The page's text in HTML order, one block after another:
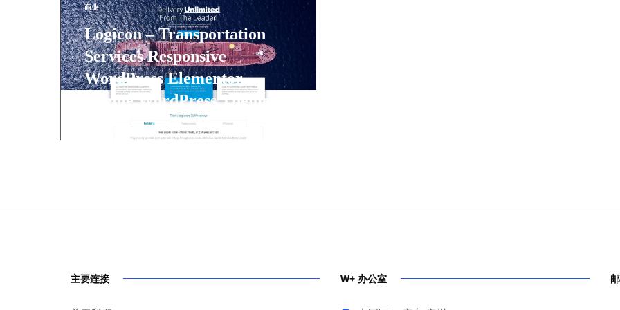
商业
Logicon – Transportation
Services Responsive
WordPress Elementor
Theme WordPress Theme
主要连接 W+ 办公室